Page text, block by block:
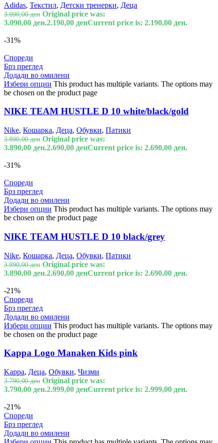
Adidas, Текстил, Детски тренерки, Деца
3.090,00ден Original price was:
3.090,00 ден.2.190,00 денCurrent price is: 2.190,00 ден.
-31%
Спореди
Брз преглед
Додади во омилени
Избери опции This product has multiple variants. The options may
be chosen on the product page
NIKE TEAM HUSTLE D 10 white/black/gold
Nike, Кошарка, Деца, Обувки, Патики
3.890,00ден Original price was:
3.890,00 ден.2.690,00 денCurrent price is: 2.690,00 ден.
-31%
Спореди
Брз преглед
Додади во омилени
Избери опции This product has multiple variants. The options may
be chosen on the product page
NIKE TEAM HUSTLE D 10 black/grey
Nike, Кошарка, Деца, Обувки, Патики
3.890,00ден Original price was:
3.890,00 ден.2.690,00 денCurrent price is: 2.690,00 ден.
-21%
Спореди
Брз преглед
Додади во омилени
Избери опции This product has multiple variants. The options may
be chosen on the product page
Kappa Logo Manaken Kids pink
Kappa, Деца, Обувки, Чизми
3.790,00ден Original price was:
3.790,00 ден.2.999,00 денCurrent price is: 2.999,00 ден.
-21%
Спореди
Брз преглед
Додади во омилени